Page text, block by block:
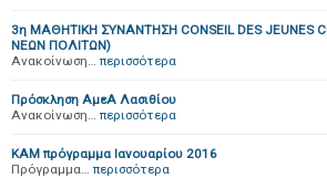
3η ΜΑΘΗΤΙΚΗ ΣΥΝΑΝΤΗΣΗ CONSEIL DES JEUNES
ΝΕΩΝ ΠΟΛΙΤΩΝ)
Ανακοίνωση… περισσότερα
Πρόσκληση ΑμεΑ Λασιθίου
Ανακοίνωση… περισσότερα
ΚΑΜ πρόγραμμα Ιανουαρίου 2016
Πρόγραμμα… περισσότερα